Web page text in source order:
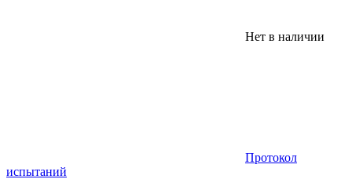
Нет в наличии
Протокол
испытаний